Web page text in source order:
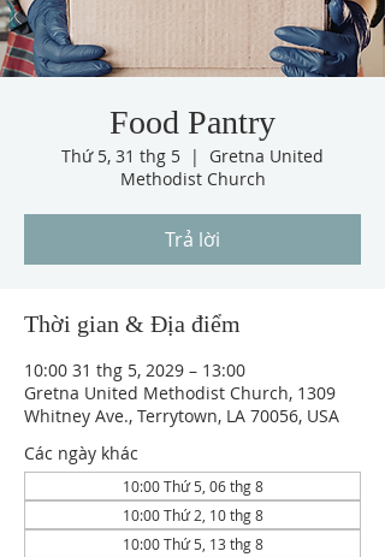
Food Pantry
Thứ 5, 31 thg 5
  |
Gretna United
Methodist Church
Trả lời
Thời gian & Địa điểm
10:00 31 thg 5, 2029 – 13:00
Gretna United Methodist Church, 1309
Whitney Ave., Terrytown, LA 70056, USA
Các ngày khác
10:00 Thứ 5, 06 thg 8
10:00 Thứ 2, 10 thg 8
10:00 Thứ 5, 13 thg 8